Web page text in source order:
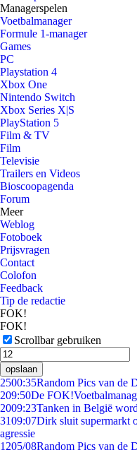
Managerspelen
Voetbalmanager
Formule 1-manager
Games
PC
Playstation 4
Xbox One
Nintendo Switch
Xbox Series X|S
PlayStation 5
Film & TV
Film
Televisie
Trailers en Videos
Bioscoopagenda
Forum
Meer
Weblog
Fotoboek
Prijsvragen
Contact
Colofon
Feedback
Tip de redactie
FOK!
FOK!
Scrollbar gebruiken
opslaan
2500:35Random Pics van de
209:50De
2009:23Tanken in België
3109:07Dirk sluit supermarkt
agressie
1205/08Random Pics van de